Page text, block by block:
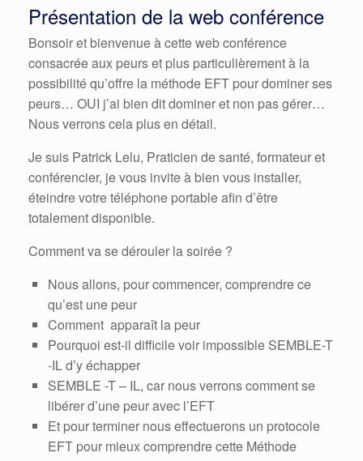
Présentation de la web conférence
Bonsoir et bienvenue à cette web conférence
consacrée aux peurs et plus particulièrement à la
possibilité qu’offre la méthode EFT pour dominer ses
peurs… OUI j’ai bien dit dominer et non pas gérer…
Nous verrons cela plus en détail.
Je suis Patrick Lelu, Praticien de santé, formateur et
conférencier, je vous invite à bien vous installer,
éteindre votre téléphone portable afin d’être
totalement disponible.
Comment va se dérouler la soirée ?
Nous allons, pour commencer, comprendre ce
qu’est une peur
Comment apparaît la peur
Pourquoi est-il difficile voir impossible SEMBLE-T
-IL d’y échapper
SEMBLE -T – IL, car nous verrons comment se
libérer d’une peur avec l’EFT
Et pour terminer nous effectuerons un protocole
EFT pour mieux comprendre cette Méthode